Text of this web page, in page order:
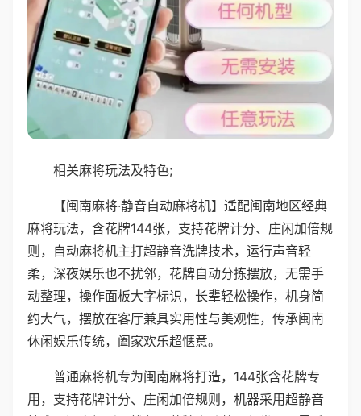
相关麻将玩法及特色;
【闽南麻将·静音自动麻将机】适配闽南地区经典
麻将玩法，含花牌144张，支持花牌计分、庄闲加倍规
则，自动麻将机主打超静音洗牌技术，运行声音轻
柔，深夜娱乐也不扰邻，花牌自动分拣摆放，无需手
动整理，操作面板大字标识，长辈轻松操作，机身简
约大气，摆放在客厅兼具实用性与美观性，传承闽南
休闲娱乐传统，阖家欢乐超惬意。
普通麻将机专为闽南麻将打造，144张含花牌专
用，支持花牌计分、庄闲加倍规则，机器采用超静音